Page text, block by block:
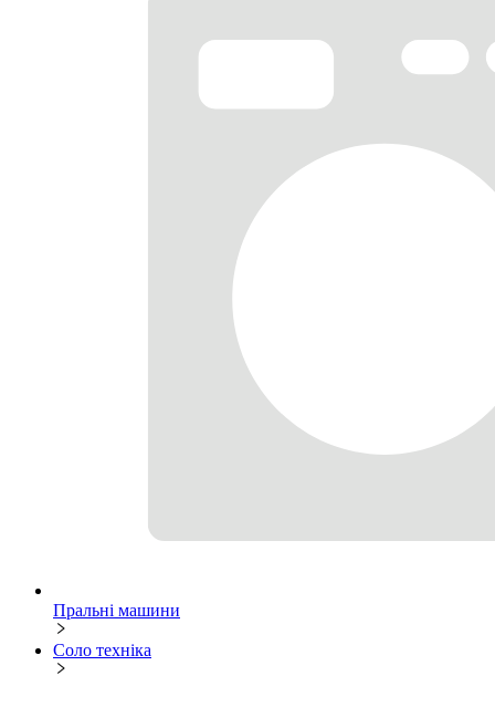
Пральні машини
Соло техніка